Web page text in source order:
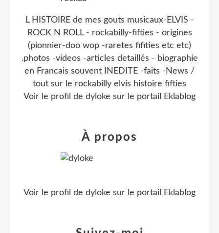
L HISTOIRE de mes gouts musicaux-ELVIS -
ROCK N ROLL - rockabilly-fifties - origines
(pionnier-doo wop -raretes fifities etc etc)
.photos -videos -articles detaillés - biographie
en Francais souvent INEDITE -faits -News /
tout sur le rockabilly elvis histoire fifties
Voir le profil de dyloke sur le portail Eklablog
À propos
Voir le profil de dyloke sur le portail Eklablog